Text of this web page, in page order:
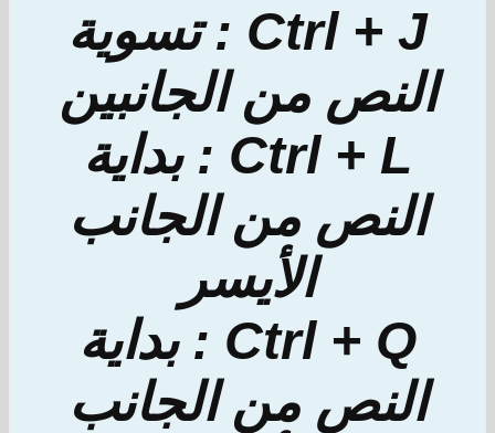
Ctrl + J : تسوية
النص من الجانبين
Ctrl + L : بداية
النص من الجانب
الأيسر
Ctrl + Q : بداية
النص من الجانب